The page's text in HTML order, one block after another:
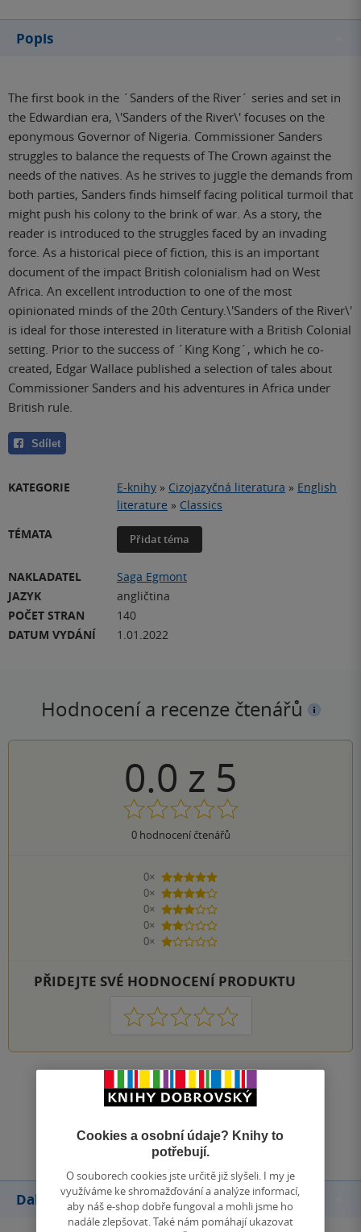
Popis
The first book in the ´Sanders of the River´ series and set in
the Edwardian era, \'Sanders of the River\' focuses on the
eponymous Governor of Nigeria. Commissioner Sanders
struggles to balance the requests of The Crown against the
needs of the natives. As he strives to juggle the demands from
both parties, Sanders finds himself facing political turmoil that
might push his colony to the brink of war. As a story, the
reader is introduced to the struggles faced by an invading
force. As a historical piece of fiction, this is an important
document of the impact British colonialism had on West
Africa. An excellent introduction to one of the most
opinionated minds of the 20th Century.\'Sanders of the River\'
is ideal for those interested in literature with a British Colonial
setting. Prior to the success of ´King Kong´, which he co-
created, Edgar Wallace published a selection of tales about
Commissioner Sanders and his adventures in Africa under
British rule.
Sdílet
KATEGORIE E-knihy » Cizojazyčná literatura » English
literature » Classics
TÉMATA
Přidat téma
NAKLADATEL
Saga Egmont
JAZYK
angličtina
POČET STRAN
140
DATUM VYDÁNÍ
1.01.2022
Hodnocení a recenze čtenářů
0.0 z 5
0hodnocení čtenářů
0×
5 hvězdiček
0×
4 hvězdičky
0×
3 hvězdičky
0×
2 hvězdičky
0×
1 hvezdička
PŘIDEJTE SVÉ HODNOCENÍ PRODUKTU
1 2 3 4 5
Přidat hodnocení
Další knihy autora
Cookies a osobní údaje? Knihy to
potřebují.
O souborech cookies jste určitě již slyšeli. I my je
využíváme ke shromažďování a analýze informací,
aby náš e-shop dobře fungoval a mohli jsme ho
nadále zlepšovat. Také nám pomáhají ukazovat